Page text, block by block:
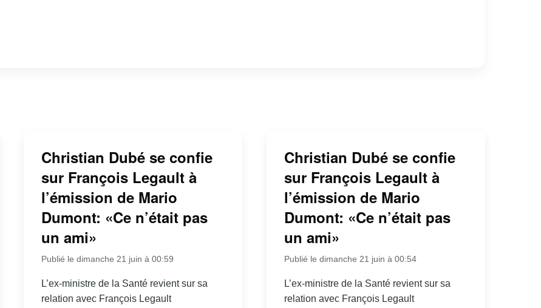
Christian Dubé se confie
sur François Legault à
l’émission de Mario
Dumont: «Ce n’était pas
un ami»
Publié le dimanche 21 juin à 00:59
L’ex-ministre de la Santé revient sur sa
relation avec François Legault
Christian Dubé se confie
sur François Legault à
l’émission de Mario
Dumont: «Ce n’était pas
un ami»
Publié le dimanche 21 juin à 00:54
L’ex-ministre de la Santé revient sur sa
relation avec François Legault